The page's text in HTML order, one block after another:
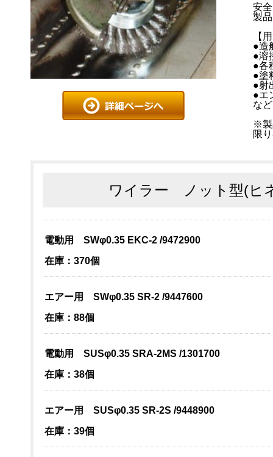
安
製
【
●造
●溶
●各
●塗
●射
●エ
など
※製
限
ワイラー ノット型(ヒ
電動用 SWφ0.35 EKC-2 /9472900
在庫：370個
エアー用 SWφ0.35 SR-2 /9447600
在庫：88個
電動用 SUSφ0.35 SRA-2MS /1301700
在庫：38個
エアー用 SUSφ0.35 SR-2S /9448900
在庫：39個